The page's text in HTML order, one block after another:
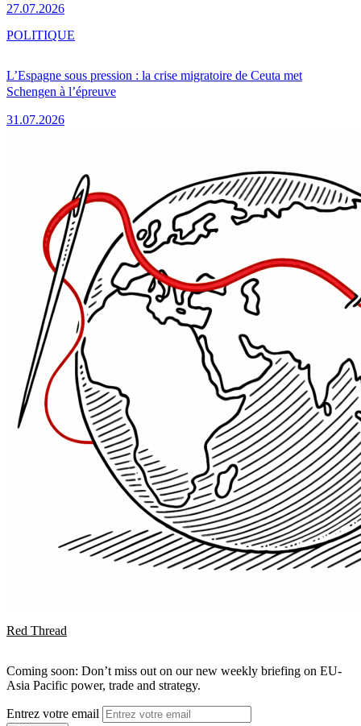
27.07.2026
L’Espagne sous pression : la crise migratoire de Ceuta met
Schengen à l’épreuve
31.07.2026
POLITIQUE
Red Thread
Coming soon: Don’t miss out on our new weekly briefing on EU-
Asia Pacific power, trade and strategy.
Entrez votre email